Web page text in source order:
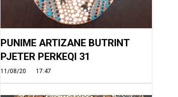
PUNIME ARTIZANE BUTRINT
PJETER PERKEQI 31
11/08/20 17:47